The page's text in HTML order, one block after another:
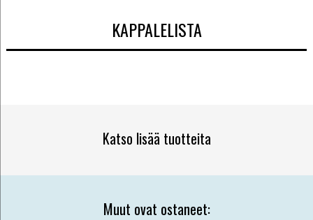
KAPPALELISTA
Katso lisää tuotteita
Muut ovat ostaneet: